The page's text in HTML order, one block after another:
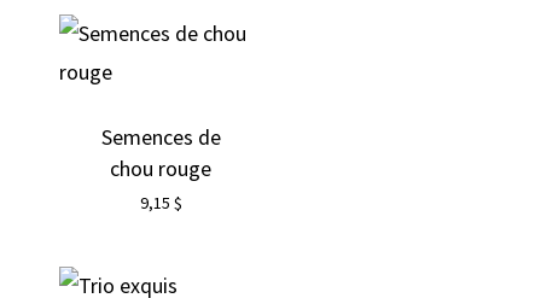
Semences de
chou rouge
9,15 $